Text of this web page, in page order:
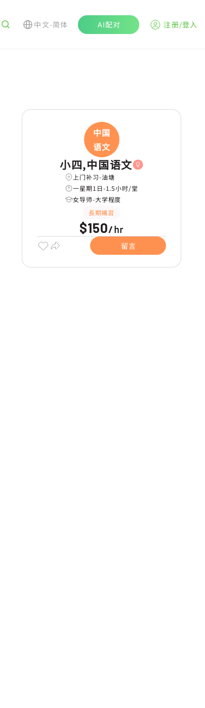
中文-简体 AI配对 注册/登入
中国
语文
小四,中国语文
上门补习-油塘
一星期1日-1.5小时/堂
女导师-大学程度
長期補習
$150/hr
留言